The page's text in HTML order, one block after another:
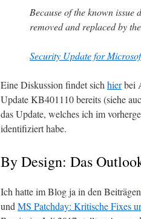
Because of the known
removed and replaced by
Security Update for
Eine Diskussion findet sich hierbei
Update KB401110 bereits (siehe
das Update, welches ich im
identifiziert habe.
By Design: Das
Ich hatte im Blog ja in den Beiträgen
und MS Patchday: Kritische Fixes